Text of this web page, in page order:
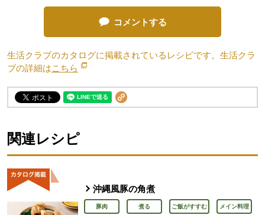
コメントする
生活クラブのカタログに掲載されているレシピです。生活クラ
ブの詳細はこちら 別のウィンドウで開きます。
関連レシピ
沖縄風豚の角煮
豚肉 煮る ご飯がすすむ メイン料理